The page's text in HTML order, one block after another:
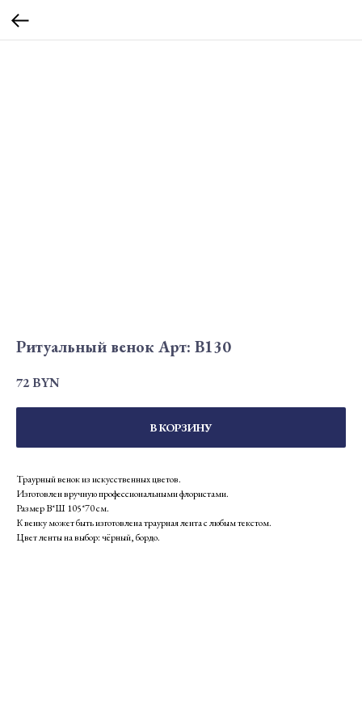
Ритуальный венок Арт: В130
72BYN
В КОРЗИНУ
Траурный венок из искусственных цветов.
Изготовлен вручную профессиональными флористами.
Размер В*Ш 105*70 см.
К венку может быть изготовлена траурная лента с любым текстом.
Цвет ленты на выбор: чёрный, бордо.